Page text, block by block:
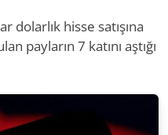
dolarlık hisse satışına
payların 7 katını aştığı